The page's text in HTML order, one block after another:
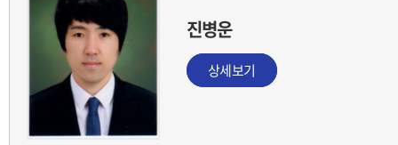
진병운
상세보기